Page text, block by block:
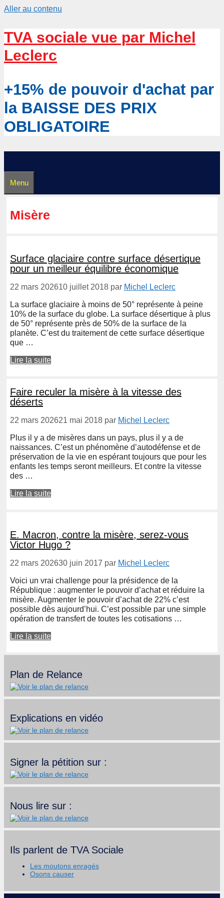
Aller au contenu
TVA sociale vue par Michel
Leclerc
+15% de pouvoir d'achat par
la BAISSE DES PRIX
OBLIGATOIRE
Menu
Misère
Surface glaciaire contre surface désertique
pour un meilleur équilibre économique
22 mars 202610 juillet 2018 par Michel Leclerc
La surface glaciaire à moins de 50° représente à peine
10% de la surface du globe. La surface désertique à plus
de 50° représente près de 50% de la surface de la
planète. C’est du traitement de cette surface désertique
que …
Lire la suite
Faire reculer la misère à la vitesse des
déserts
22 mars 202621 mai 2018 par Michel Leclerc
Plus il y a de misères dans un pays, plus il y a de
naissances. C’est un phénomène d’autodéfense et de
préservation de la vie en espérant toujours que pour les
enfants les temps seront meilleurs. Et contre la vitesse
des …
Lire la suite
E. Macron, contre la misère, serez-vous
Victor Hugo ?
22 mars 202630 juin 2017 par Michel Leclerc
Voici un vrai challenge pour la présidence de la
République : augmenter le pouvoir d’achat et réduire la
misère. Augmenter le pouvoir d’achat de 22% c’est
possible dès aujourd’hui. C’est possible par une simple
opération de transfert de toutes les cotisations …
Lire la suite
Plan de Relance
Explications en vidéo
Signer la pétition sur :
Nous lire sur :
Ils parlent de TVA Sociale
Les moutons enragés
Osons causer